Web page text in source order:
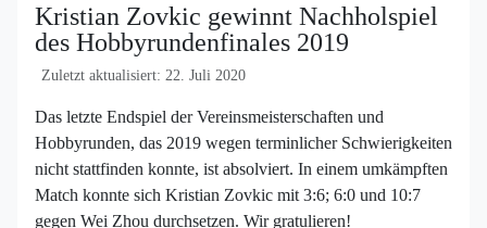
Kristian Zovkic gewinnt Nachholspiel
des Hobbyrundenfinales 2019
Zuletzt aktualisiert: 22. Juli 2020
Das letzte Endspiel der Vereinsmeisterschaften und
Hobbyrunden, das 2019 wegen terminlicher Schwierigkeiten
nicht stattfinden konnte, ist absolviert. In einem umkämpften
Match konnte sich Kristian Zovkic mit 3:6; 6:0 und 10:7
gegen Wei Zhou durchsetzen. Wir gratulieren!